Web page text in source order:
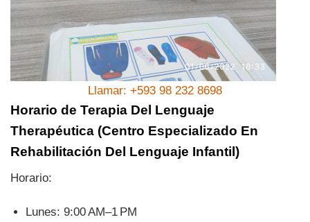
Llamar: +593 98 232 8698
Horario de Terapia Del Lenguaje
Therapéutica (Centro Especializado En
Rehabilitación Del Lenguaje Infantil)
Horario:
Lunes: 9:00 AM–1 PM